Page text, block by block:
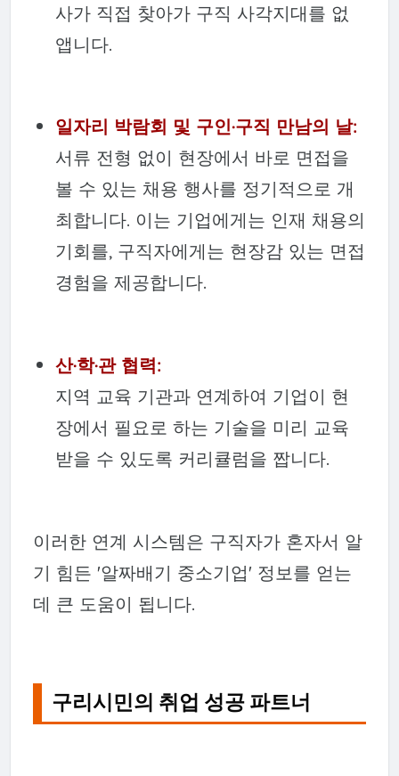
사가 직접 찾아가 구직 사각지대를 없
앱니다.
일자리 박람회 및 구인·구직 만남의 날:
서류 전형 없이 현장에서 바로 면접을
볼 수 있는 채용 행사를 정기적으로 개
최합니다. 이는 기업에게는 인재 채용의
기회를, 구직자에게는 현장감 있는 면접
경험을 제공합니다.
산·학·관 협력:
지역 교육 기관과 연계하여 기업이 현
장에서 필요로 하는 기술을 미리 교육
받을 수 있도록 커리큘럼을 짭니다.
이러한 연계 시스템은 구직자가 혼자서 알
기 힘든 '알짜배기 중소기업' 정보를 얻는
데 큰 도움이 됩니다.
구리시민의 취업 성공 파트너